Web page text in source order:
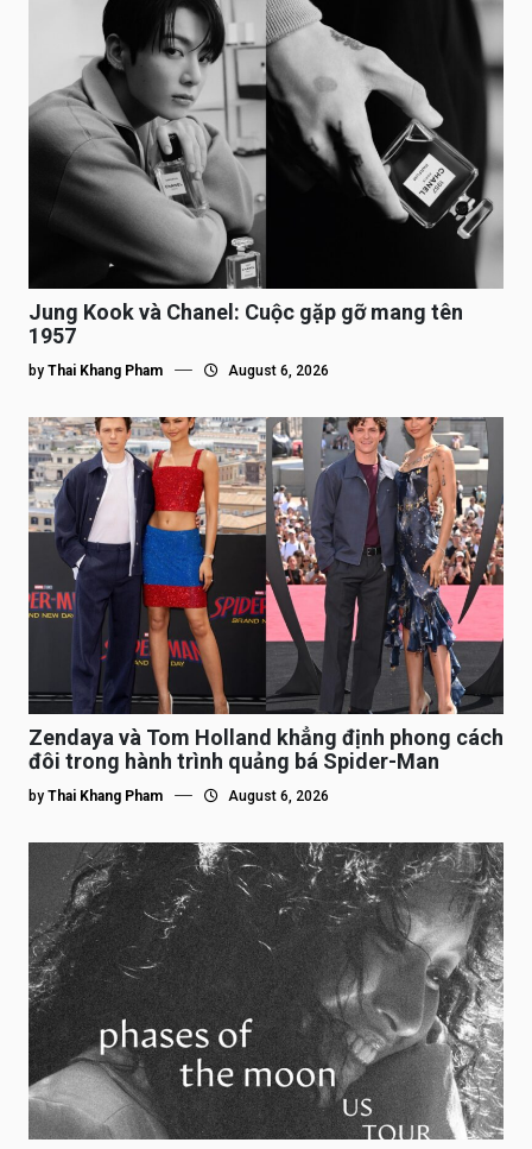
Jung Kook và Chanel: Cuộc gặp gỡ mang tên
1957
by Thai Khang Pham August 6, 2026
Zendaya và Tom Holland khẳng định phong cách
đôi trong hành trình quảng bá Spider-Man
by Thai Khang Pham August 6, 2026